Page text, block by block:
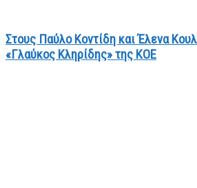
Στους Παύλο Κοντίδη και Έλενα
«Γλαύκος Κληρίδης» της ΚΟΕ